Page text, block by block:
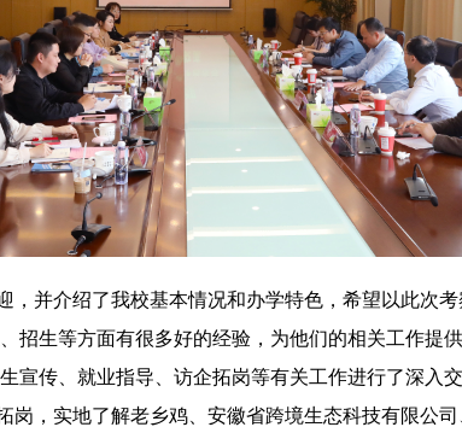
介绍了我校基本情况和办学特色，希望以此次考
招生等方面有很多好的经验，为他们的相关工作提
传、就业指导、访企拓岗等有关工作进行了深入
，实地了解老乡鸡、安徽省跨境生态科技有限公